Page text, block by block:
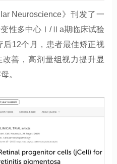
Neuroscience》刊发了一
变性多中心Ⅰ/Ⅱa期临床试验
后12个月，患者最佳矫正视
善，高剂量组视力提升显
。